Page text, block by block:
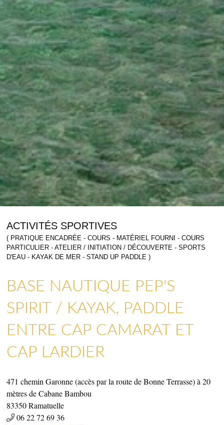
ACTIVITÉS SPORTIVES
( PRATIQUE ENCADRÉE - COURS - MATÉRIEL FOURNI - COURS
PARTICULIER - ATELIER / INITIATION / DÉCOUVERTE - SPORTS
D'EAU - KAYAK DE MER - STAND UP PADDLE )
BASE NAUTIQUE PEP'S
SPIRIT / KAYAK, PADDLE
ENTRE CAP CAMARAT ET
CAP LARDIER
471 chemin Garonne (accès par la route de Bonne Terrasse) à 20
mètres de Cabane Bambou
83350 Ramatuelle
06 22 72 69 36